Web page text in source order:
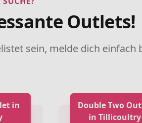
Outlets!
sein, melde dich einfach
in
Double Two
in Tillicoultry